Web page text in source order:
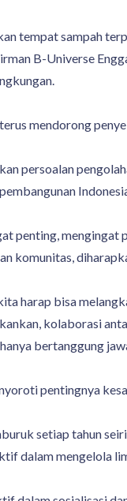
tempat sampah
B-Universe
mendorong
persoalan
penting, mengingat
komunitas,
harap bisa
kolaborasi
bertanggung
pentingnya
setiap tahun
dalam mengelola